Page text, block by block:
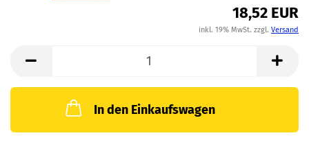
18,52 EUR
inkl. 19% MwSt. zzgl. Versand
In den Einkaufswagen